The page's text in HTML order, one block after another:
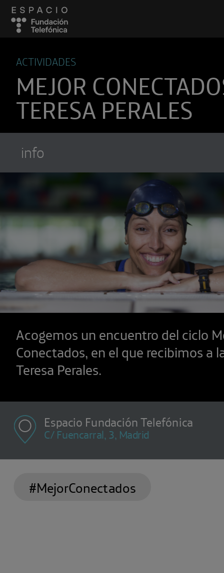
ACTIVIDADES
MEJOR
TERESA PERALES
info
Acogemos un encuentro del ciclo
Conectados, en el que recibimos a
Teresa Perales.
Espacio Fundación Telefónica
C/ Fuencarral, 3, Madrid
#MejorConectados